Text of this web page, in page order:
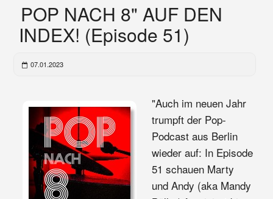
POP NACH 8" AUF DEN
INDEX! (Episode 51)
07.01.2023
"Auch im neuen Jahr
trumpft der Pop-
Podcast aus Berlin
wieder auf: In Episode
51 schauen Marty
und Andy (aka Mandy